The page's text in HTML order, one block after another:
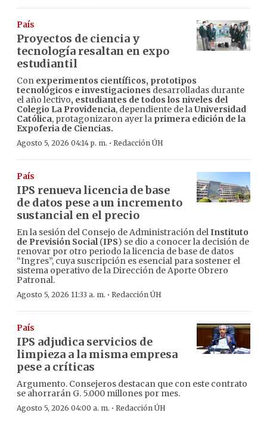
País
Proyectos de ciencia y
tecnología resaltan en expo
estudiantil
Con experimentos científicos, prototipos
tecnológicos e investigaciones desarrolladas durante
el año lectivo, estudiantes de todos los niveles del
Colegio La Providencia, dependiente de laUniversidad
Católica, protagonizaron ayer la primera edición de la
Expoferia de Ciencias.
Agosto 5, 2026 04:14 p. m. · Redacción ÚH
País
IPS renueva licencia de base
de datos pese a un incremento
sustancial en el precio
En la sesión del Consejo de Administración delInstituto
de Previsión Social(IPS) se dio a conocer la decisión de
renovar por otro periodo la licencia de base de datos
“Ingres”, cuya suscripción es esencial para sostener el
sistema operativo de la Dirección de Aporte Obrero
Patronal.
Agosto 5, 2026 11:33 a. m. · Redacción ÚH
País
IPS adjudica servicios de
limpieza a la misma empresa
pese a críticas
Argumento. Consejeros destacan que con este contrato
se ahorrarán G. 5.000 millones por mes.
Agosto 5, 2026 04:00 a. m. · Redacción ÚH